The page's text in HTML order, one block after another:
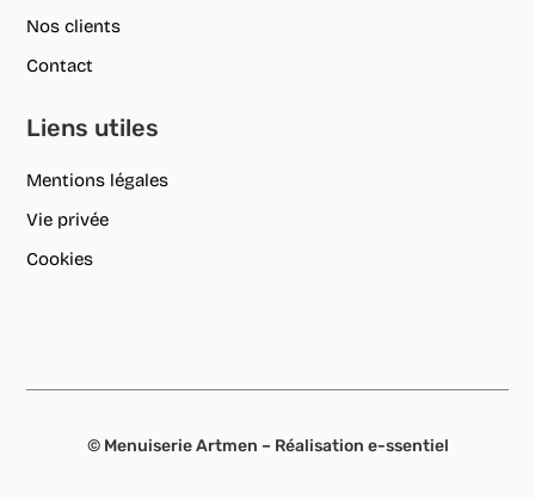
Nos clients
Contact
Liens utiles
Mentions légales
Vie privée
Cookies
© Menuiserie Artmen – Réalisation e-ssentiel